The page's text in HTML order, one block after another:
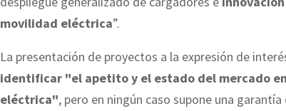
movilidad eléctrica”.
La presentación de proyectos a la expresión de
identificar "el apetito y el estado del mercado
eléctrica", pero en ningún caso supone una